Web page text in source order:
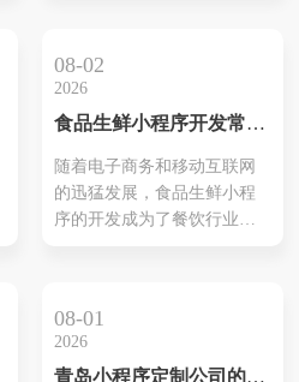
务效率和客户满意度。
08-02
2026
食品生鲜小程序开发常用
随着电子商务和移动互联网
的迅猛发展，食品生鲜小程
序的开发成为了餐饮行业的
多的销售机会和客户资源。
在食品生鲜小程序开发中，
08-01
2026